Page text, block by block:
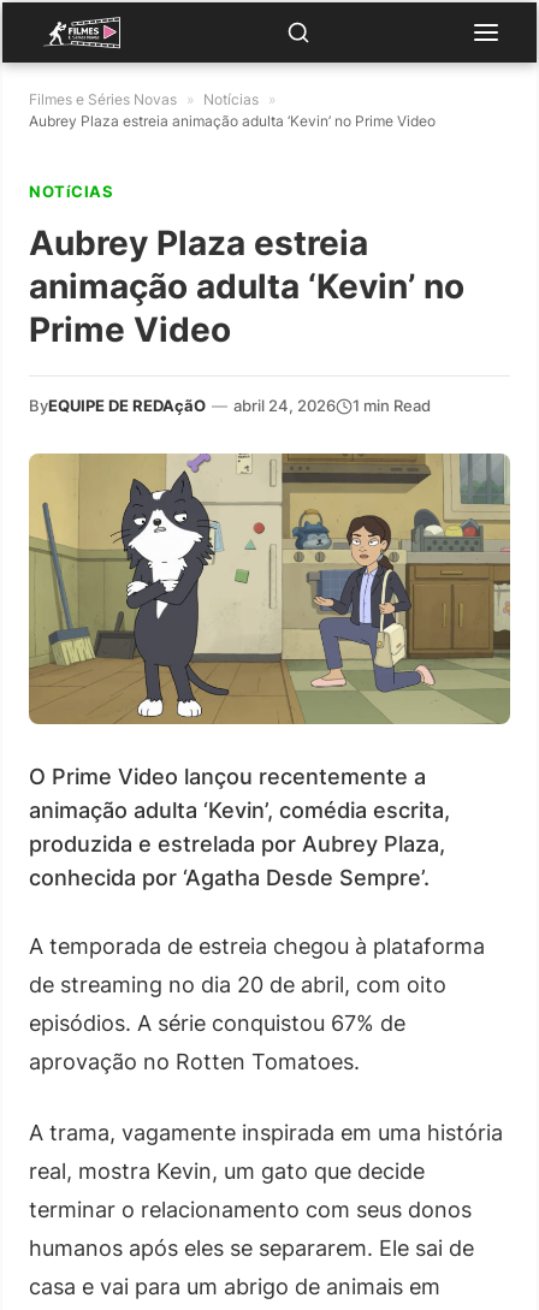
Filmes e Séries Novas » Notícias »
Aubrey Plaza estreia animação adulta ‘Kevin’ no Prime Video
NOTíCIAS
Aubrey Plaza estreia
animação adulta ‘Kevin’ no
Prime Video
ByEQUIPE DE REDAçãO — abril 24, 2026 1 min Read
O Prime Video lançou recentemente a
animação adulta ‘Kevin’, comédia escrita,
produzida e estrelada por Aubrey Plaza,
conhecida por ‘Agatha Desde Sempre’.
A temporada de estreia chegou à plataforma
de streaming no dia 20 de abril, com oito
episódios. A série conquistou 67% de
aprovação no Rotten Tomatoes.
A trama, vagamente inspirada em uma história
real, mostra Kevin, um gato que decide
terminar o relacionamento com seus donos
humanos após eles se separarem. Ele sai de
casa e vai para um abrigo de animais em